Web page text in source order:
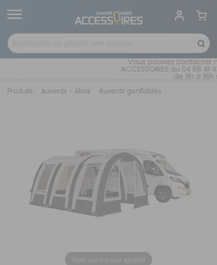
Vous pouvez contacter
ACCESSOIRES au 04 68
de 9h à 18h
Produits Auvents - Abris Auvents gonflables
Taper une fois pour agrandir